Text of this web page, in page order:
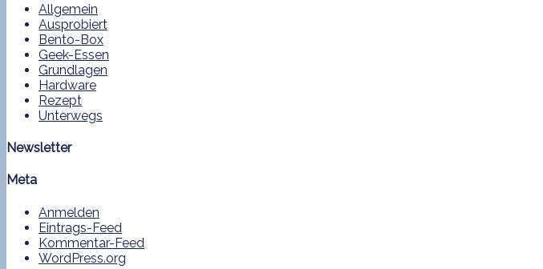
Allgemein
Ausprobiert
Bento-Box
Geek-Essen
Grundlagen
Hardware
Rezept
Unterwegs
Newsletter
Meta
Anmelden
Eintrags-Feed
Kommentar-Feed
WordPress.org